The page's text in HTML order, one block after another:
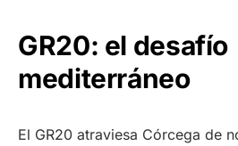
GR20: el desafío
mediterráneo
El GR20 atraviesa Córcega de